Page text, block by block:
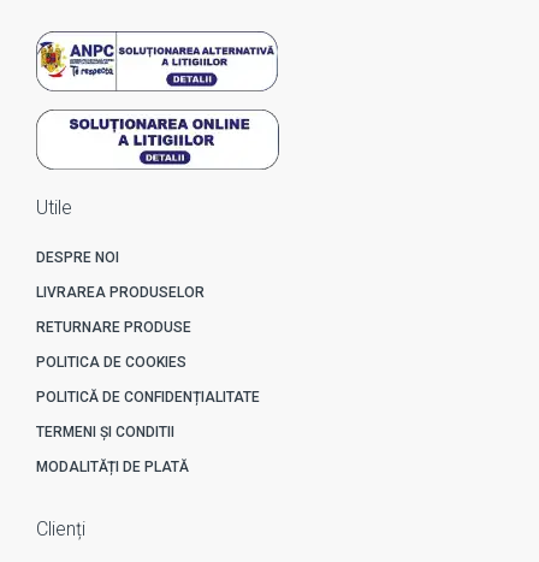
Utile
DESPRE NOI
LIVRAREA PRODUSELOR
RETURNARE PRODUSE
POLITICA DE COOKIES
POLITICĂ DE CONFIDENȚIALITATE
TERMENI ȘI CONDITII
MODALITĂȚI DE PLATĂ
Clienți